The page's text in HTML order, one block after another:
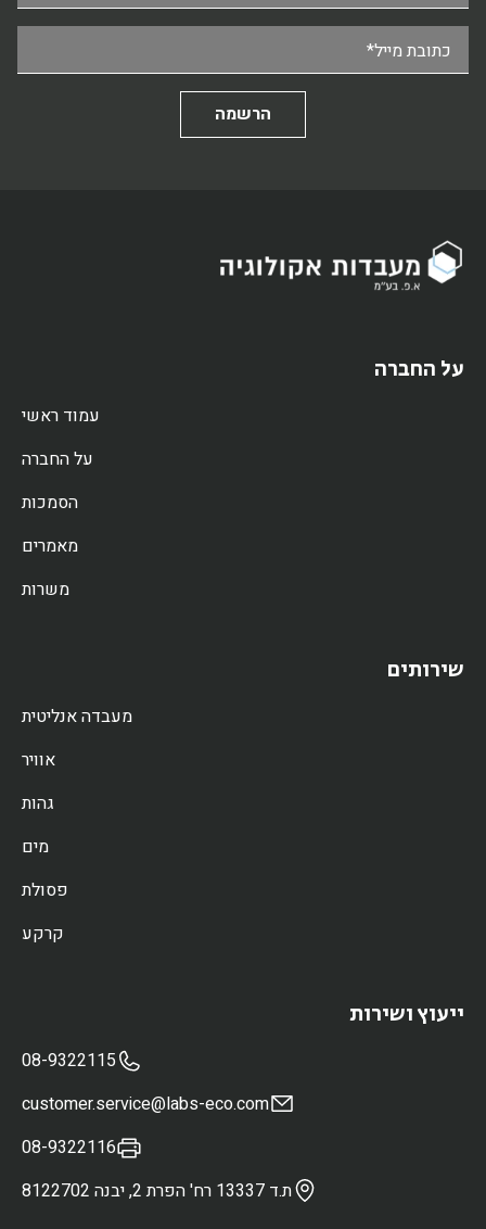
כתובת מייל*
על החברה
עמוד ראשי
על החברה
הסמכות
מאמרים
משרות
שירותים
מעבדה אנליטית
אוויר
גהות
מים
פסולת
קרקע
ייעוץ ושירות
08-9322115
customer.service@labs-eco.com
08-9322116
ת.ד 13337 רח' הפרת 2, יבנה 8122702